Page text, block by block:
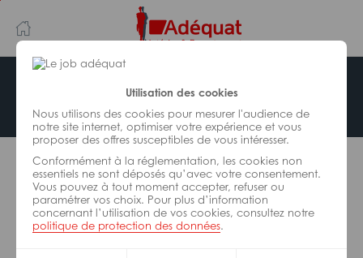
Utilisation des cookies
Nous utilisons des cookies pour mesurer l'audience de
notre site internet, optimiser votre expérience et vous
proposer des offres susceptibles de vous intéresser.
Conformément à la réglementation, les cookies non
essentiels ne sont déposés qu’avec votre consentement.
Vous pouvez à tout moment accepter, refuser ou
paramétrer vos choix. Pour plus d’information
concernant l’utilisation de vos cookies, consultez notre
politique de protection des données.
au
contenu
principal
navigation
Offre indisponible
L’offre d’emploi que vous tentez de consulter n’est
plus disponible.
De nombreuses autres missions peuvent vous
correspondre, consultez toutes nos offres.